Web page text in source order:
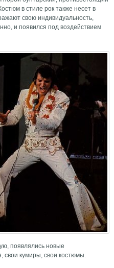
в стиле рок также несет в
свою индивидуальность,
и появился под воздействием
появлялись новые
свои кумиры, свои костюмы.